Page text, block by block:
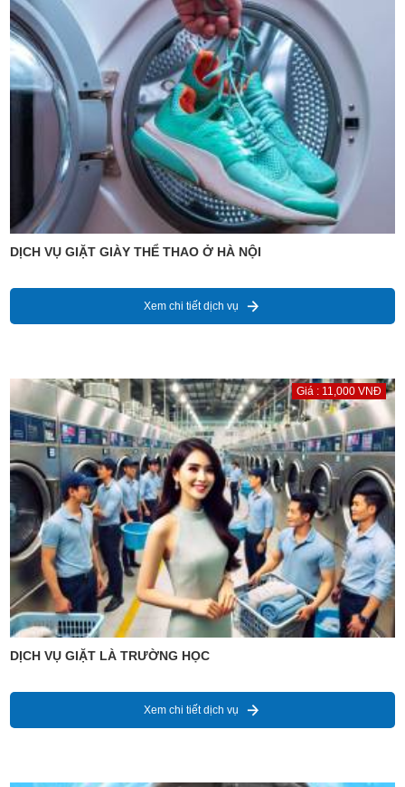
DỊCH VỤ GIẶT GIÀY THỂ THAO Ở HÀ NỘI
Xem chi tiết dịch vụ
Giá : 11,000 VNĐ
DỊCH VỤ GIẶT LÀ TRƯỜNG HỌC
Xem chi tiết dịch vụ